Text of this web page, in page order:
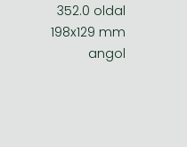
352.0 oldal
198x129 mm
angol